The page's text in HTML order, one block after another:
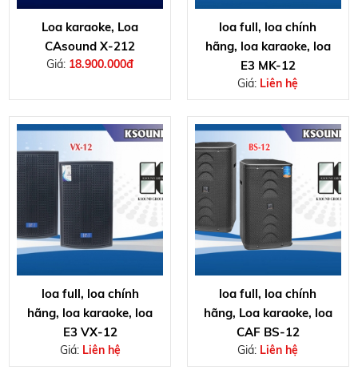
Loa karaoke, Loa
CAsound X-212
Giá: 18.900.000đ
loa full, loa chính
hãng, loa karaoke, loa
E3 MK-12
Giá: Liên hệ
loa full, loa chính
hãng, loa karaoke, loa
E3 VX-12
Giá: Liên hệ
loa full, loa chính
hãng, Loa karaoke, loa
CAF BS-12
Giá: Liên hệ